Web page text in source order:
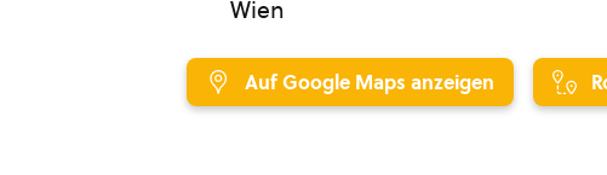
Wien
Auf Google Maps anzeigen